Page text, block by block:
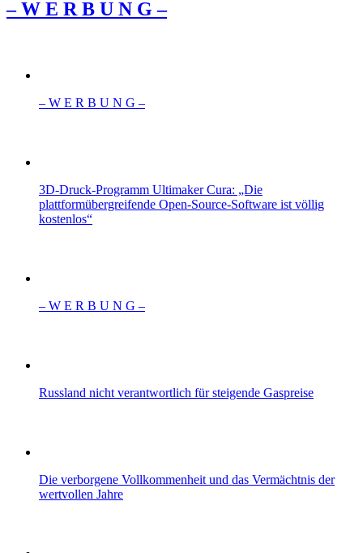
– W Ε R Β U Ν G –
– W Ε R Β U Ν G –
3D-Druck-Programm Ultimaker Cura: „Die
plattformübergreifende Open-Source-Software ist völlig
kostenlos“
– W Ε R Β U Ν G –
Russland nicht verantwortlich für steigende Gaspreise
Die verborgene Vollkommenheit und das Vermächtnis der
wertvollen Jahre